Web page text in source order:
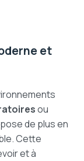
et
ou
de plus en
Cette
et à